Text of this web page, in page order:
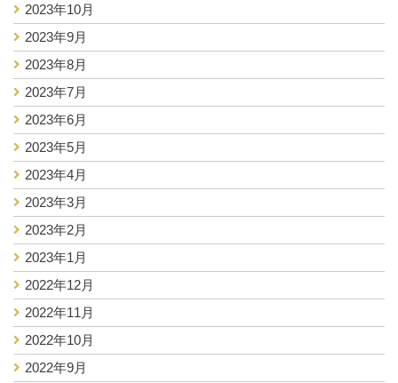
2023年10月
2023年9月
2023年8月
2023年7月
2023年6月
2023年5月
2023年4月
2023年3月
2023年2月
2023年1月
2022年12月
2022年11月
2022年10月
2022年9月